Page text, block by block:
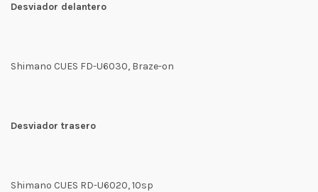
Desviador delantero
Shimano CUES FD-U6030, Braze-on
Desviador trasero
Shimano CUES RD-U6020, 10sp